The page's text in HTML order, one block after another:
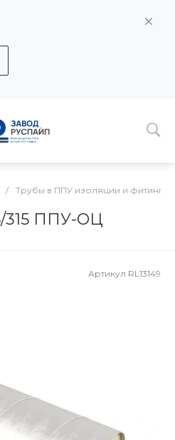
/ Трубы в ППУ изоляции и фитинги
315 ППУ-ОЦ
Артикул RL13149